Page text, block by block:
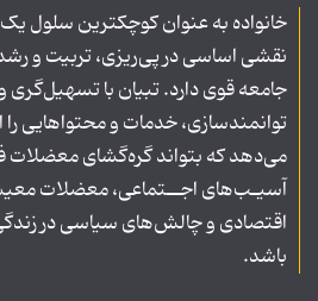
خانواده به عنوان کوچکترین سلول
نقشی اساسی در پی‌ریزی، تربیت و
جامعه قوی دارد. تبیان با تسهیل‌گری
توانمندسازی، خدمات و محتواهایی را
می‌دهد که بتواند گره‌گشای معضلات
آسیـب‌های اجــتماعی، معضلات
اقتصادی و چالش‌های سیاسی در
باشد.